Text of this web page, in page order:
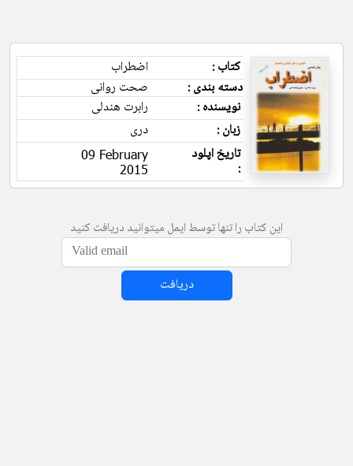
کتاب :
اضطراب
دسته بندی :
صحت روانی
نویسنده :
رابرت هندلی
زبان :
دری
تاریخ اپلود
:
09 February
2015
این کتاب را تنها توسط ایمل میتوانید دریافت کنید
دریافت